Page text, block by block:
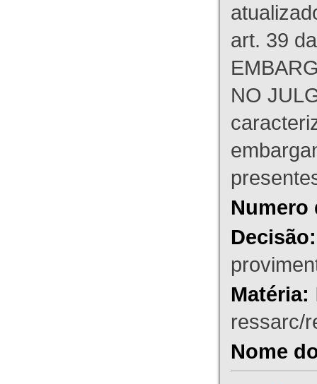
art. 39
NO
Numero
Decisão:
Matéria:
ressarc/
Nome